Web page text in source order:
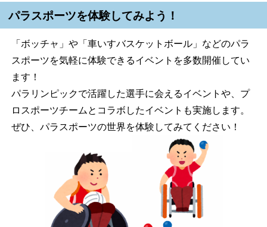
パラスポーツを体験してみよう！
「ボッチャ」や「車いすバスケットボール」などのパラ
スポーツを気軽に体験できるイベントを多数開催してい
ます！
パラリンピックで活躍した選手に会えるイベントや、プ
ロスポーツチームとコラボしたイベントも実施します。
ぜひ、パラスポーツの世界を体験してみてください！